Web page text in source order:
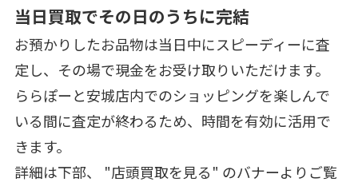
当日買取でその日のうちに完結
お預かりしたお品物は当日中にスピーディーに査
定し、その場で現金をお受け取りいただけます。
ららぽーと安城店内でのショッピングを楽しんで
いる間に査定が終わるため、時間を有効に活用で
きます。
詳細は下部、 "店頭買取を見る" のバナーよりご覧